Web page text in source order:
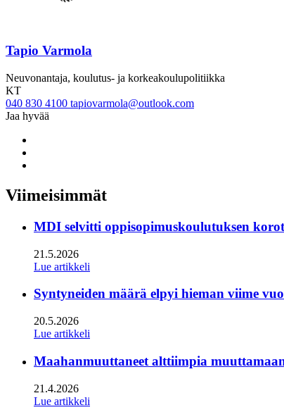
Tapio Varmola
Neuvonantaja, koulutus- ja korkeakoulupolitiikka
KT
040 830 4100 tapiovarmola@outlook.com
Jaa hyvää
twitter
Viimeisimmät
MDI selvitti oppisopimuskoulutuksen
21.5.2026
Lue artikkeli
Syntyneiden määrä elpyi hieman viime
20.5.2026
Lue artikkeli
Maahanmuuttaneet alttiimpia
21.4.2026
Lue artikkeli